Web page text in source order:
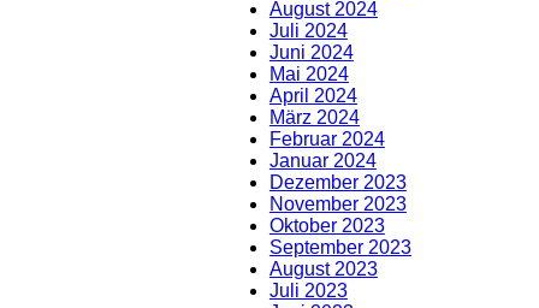
August 2024
Juli 2024
Juni 2024
Mai 2024
April 2024
März 2024
Februar 2024
Januar 2024
Dezember 2023
November 2023
Oktober 2023
September 2023
August 2023
Juli 2023